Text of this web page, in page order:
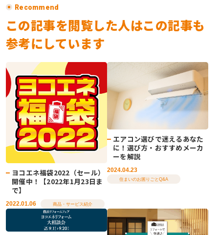
Recommend
この記事を閲覧した人はこの記事も
参考にしています
ヨコエネ福袋2022（セール）
開催中！【2022年1月23日ま
で】
2022.01.06 商品・サービス紹介
エアコン選びで迷えるあなた
に！選び方・おすすめメーカ
ーを解説
2024.04.23
住まいのお困りごとQ&A